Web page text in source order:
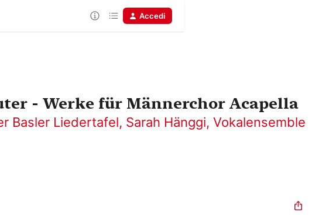
Accedi
- Werke für Männerchor Acapella
Basler Liedertafel, Sarah Hänggi, Vokalensemble